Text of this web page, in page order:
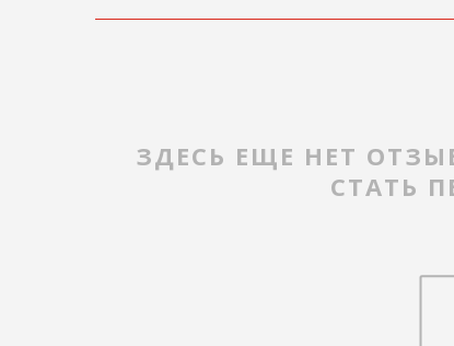
ЗДЕСЬ ЕЩЕ НЕТ
СТАТЬ